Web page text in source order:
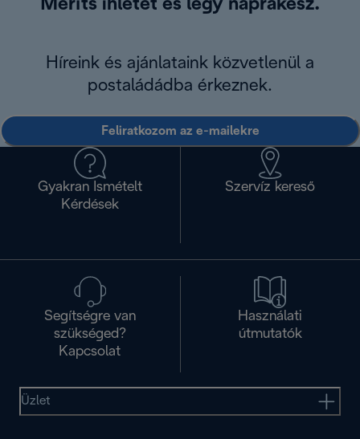
Meríts ihletet és légy naprakész.
Híreink és ajánlataink közvetlenül a
postaládádba érkeznek.
Feliratkozom az e-mailekre
Gyakran Ismételt
Kérdések
Szervíz kereső
Segítségre van
szükséged?
Kapcsolat
Használati
útmutatók
Üzlet